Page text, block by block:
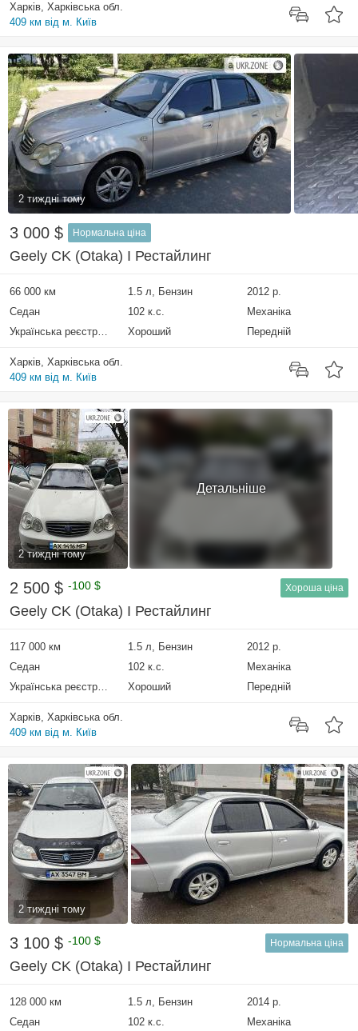
Харків, Харківська обл.
409 км від м. Київ
2 тиждні тому
3 000 $ Нормальна ціна
Geely CK (Otaka) I Рестайлинг
66 000 км 1.5 л, Бензин
2012 р.
Седан
102 к.с.
Механіка
Українська реєстрація
Хороший Передній
Харків, Харківська обл.
409 км від м. Київ
2 тиждні тому
Детальніше
2 500 $ -100 $ Хороша ціна
Geely CK (Otaka) I Рестайлинг
117 000 км 1.5 л, Бензин
2012 р.
Седан
102 к.с.
Механіка
Українська реєстрація
Хороший Передній
Харків, Харківська обл.
409 км від м. Київ
2 тиждні тому
3 100 $ -100 $ Нормальна ціна
Geely CK (Otaka) I Рестайлинг
128 000 км 1.5 л, Бензин
2014 р.
Седан
102 к.с.
Механіка